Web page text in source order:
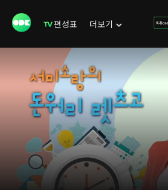
편성표 더보기